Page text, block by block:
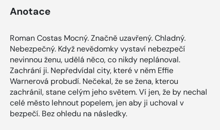
Anotace
Roman Costas Mocný. Značně uzavřený. Chladný.
Nebezpečný. Když nevědomky vystaví nebezpečí
nevinnou ženu, udělá něco, co nikdy neplánoval.
Zachrání ji. Nepředvídal city, které v něm Effie
Warnerová probudí. Nečekal, že se žena, kterou
zachránil, stane celým jeho světem. Ví jen, že by nechal
celé město lehnout popelem, jen aby ji uchoval v
bezpečí. Bez ohledu na následky.